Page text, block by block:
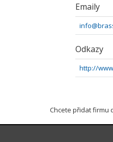
Emaily
Odkazy
http://
Chcete přidat firmu